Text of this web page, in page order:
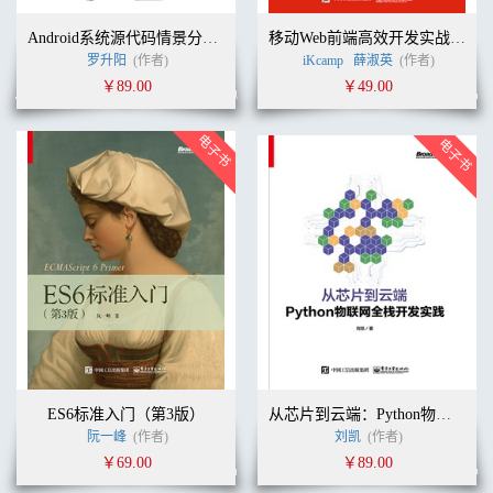
Android系统源代码情景分析（第三版）
罗升阳 (作者)
￥89.00
移动Web前端高效开发实战：HTML 5 + CSS 3 + JavaScript + Webpack + React Native + Vue.js + Node.js
iKcamp 薛淑英 (作者)
￥49.00
ES6标准入门（第3版）
阮一峰 (作者)
￥69.00
从芯片到云端：Python物联网全栈开发实践
刘凯 (作者)
￥89.00